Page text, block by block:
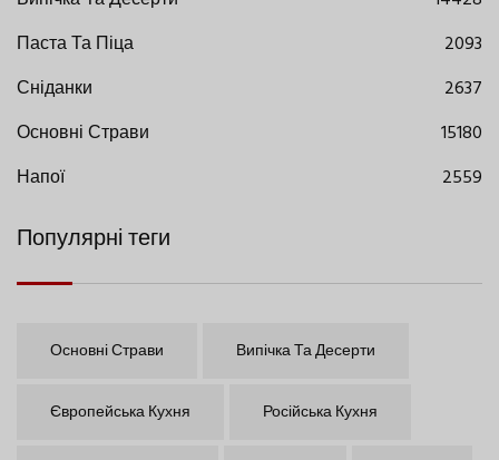
Паста Та Піца
2093
Сніданки
2637
Основні Страви
15180
Напої
2559
Популярні теги
Основні Страви Випічка Та Десерти
Європейська Кухня Російська Кухня